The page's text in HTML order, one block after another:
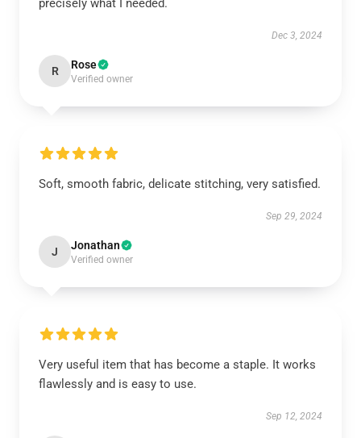
precisely what I needed.
Dec 3, 2024
R Rose
Verified owner
Soft, smooth fabric, delicate stitching, very satisfied.
Sep 29, 2024
J Jonathan
Verified owner
Very useful item that has become a staple. It works
flawlessly and is easy to use.
Sep 12, 2024